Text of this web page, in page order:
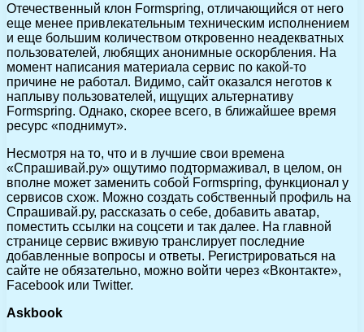
Отечественный клон Formspring, отличающийся от него
еще менее привлекательным техническим исполнением
и еще большим количеством откровенно неадекватных
пользователей, любящих анонимные оскорбления. На
момент написания материала сервис по какой-то
причине не работал. Видимо, сайт оказался неготов к
наплыву пользователей, ищущих альтернативу
Formspring. Однако, скорее всего, в ближайшее время
ресурс «поднимут».
Несмотря на то, что и в лучшие свои времена
«Спрашивай.ру» ощутимо подтормаживал, в целом, он
вполне может заменить собой Formspring, функционал у
сервисов схож. Можно создать собственный профиль на
Спрашивай.ру, рассказать о себе, добавить аватар,
поместить ссылки на соцсети и так далее. На главной
странице сервис вживую транслирует последние
добавленные вопросы и ответы. Регистрироваться на
сайте не обязательно, можно войти через «Вконтакте»,
Facebook или Twitter.
Askbook